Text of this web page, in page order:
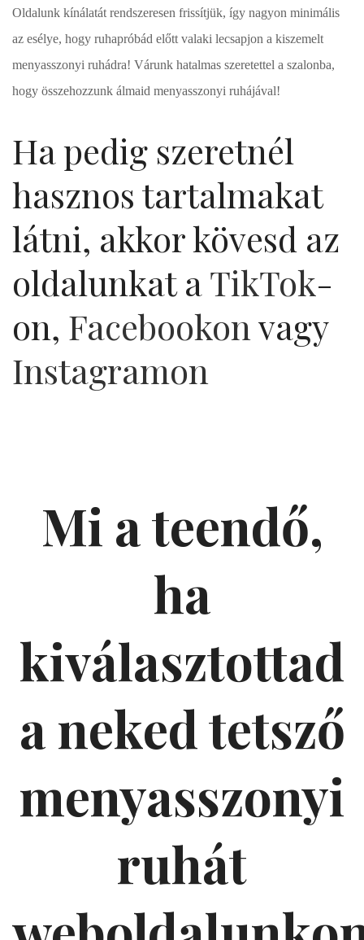
Oldalunk kínálatát rendszeresen frissítjük, így nagyon minimális
az esélye, hogy ruhapróbád előtt valaki lecsapjon a kiszemelt
menyasszonyi ruhádra! Várunk hatalmas szeretettel a szalonba,
hogy összehozzunk álmaid menyasszonyi ruhájával!
Ha pedig szeretnél
hasznos tartalmakat
látni, akkor kövesd az
oldalunkat aTikTok-
on, Facebookon vagy
Instagramon
Mi a teendő,
ha
kiválasztottad
a neked tetsző
menyasszonyi
ruhát